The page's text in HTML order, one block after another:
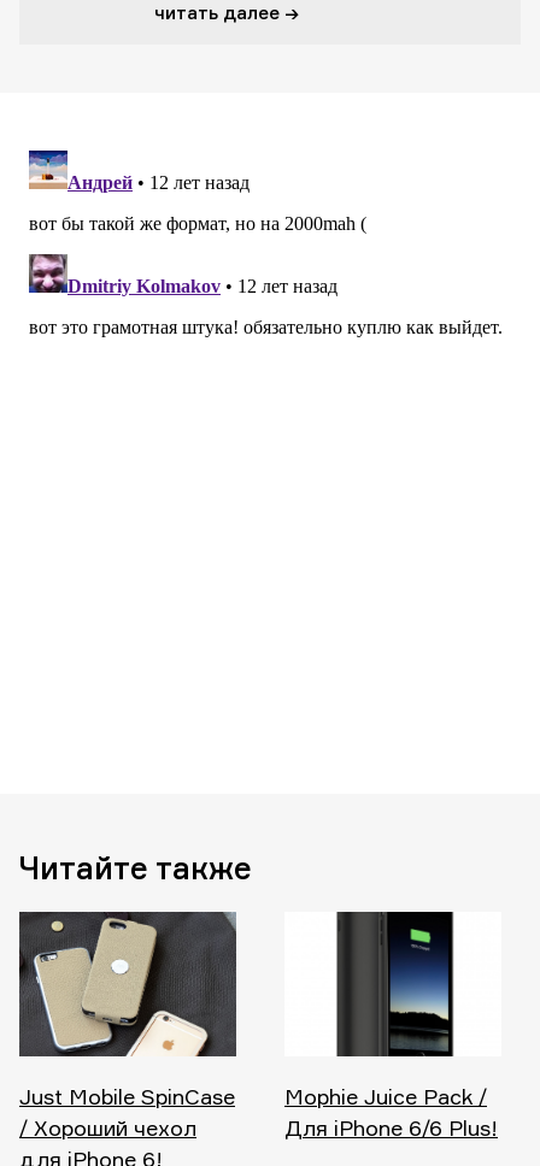
читать далее →
Читайте также
Just Mobile SpinCase
/ Хороший чехол
для iPhone 6!
Mophie Juice Pack /
Для iPhone 6/6 Plus!